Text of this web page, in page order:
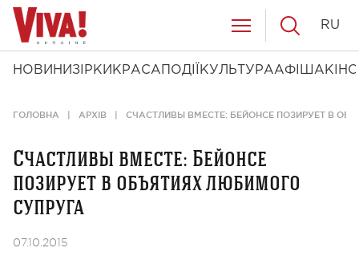
НОВИНИ ЗІРКИ КРАСА ПОДІЇ КУЛЬТУРААФІША КІНО
RU
ГОЛОВНА АРХІВ СЧАСТЛИВЫ ВМЕСТЕ: БЕЙОНСЕ ПОЗИРУЕТ В
Счастливы вместе: Бейонсе
позирует в объятиях любимого
супруга
07.10.2015